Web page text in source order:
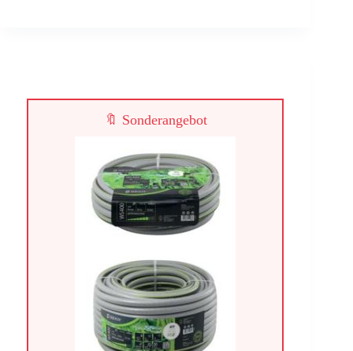
🔖 Sonderangebot